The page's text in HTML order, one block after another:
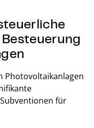
Photovoltaikanlagen
für